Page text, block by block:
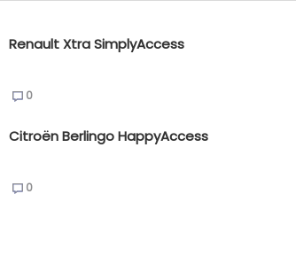
Renault Xtra SimplyAccess
0
Citroën Berlingo HappyAccess
0